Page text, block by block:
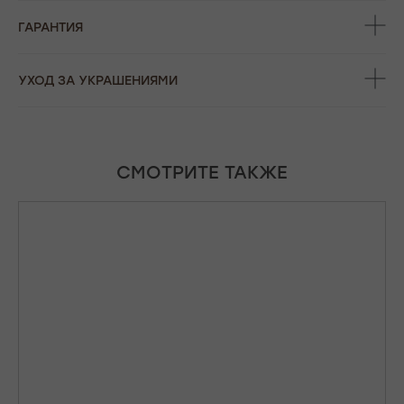
ГАРАНТИЯ
УХОД ЗА УКРАШЕНИЯМИ
СМОТРИТЕ ТАКЖЕ